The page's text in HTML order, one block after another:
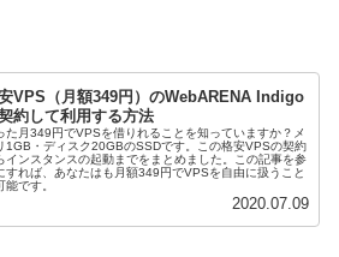
VPS（月額349円）のWebARENA Indigo
約して利用する方法
た月349円でVPSを借りれることを知っていますか？メ
1GB・ディスク20GBのSSDです。この格安VPSの契約
インスタンスの起動までをまとめました。この記事を参
すれば、あなたはも月額349円でVPSを自由に扱うこと
能です。
2020.07.09